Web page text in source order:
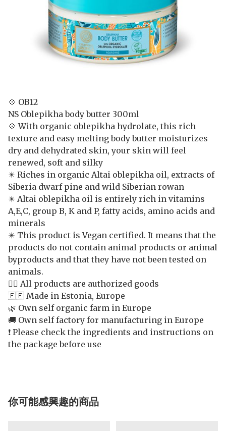
💠 OB12
NS Oblepikha body butter 300ml
💠 With organic oblepikha hydrolate, this rich
texture and easy melting body butter moisturizes
dry and dehydrated skin, your skin will feel
renewed, soft and silky
✴️ Riches in organic Altai oblepikha oil, extracts of
Siberia dwarf pine and wild Siberian rowan
✴️ Altai oblepikha oil is entirely rich in vitamins
A,E,C, group B, K and P, fatty acids, amino acids and
minerals
✴️ This product is Vegan certified. It means that the
products do not contain animal products or animal
byproducts and that they have not been tested on
animals.
👍🏻 All products are authorized goods
🇪🇪 Made in Estonia, Europe
🌿 Own self organic farm in Europe
🚚 Own self factory for manufacturing in Europe
❗️ Please check the ingredients and instructions on
the package before use
你可能感興趣的商品